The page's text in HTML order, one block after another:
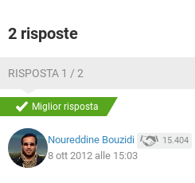
2 risposte
RISPOSTA 1 / 2
Miglior risposta
Noureddine Bouzidi 15.404
8 ott 2012 alle 15:03